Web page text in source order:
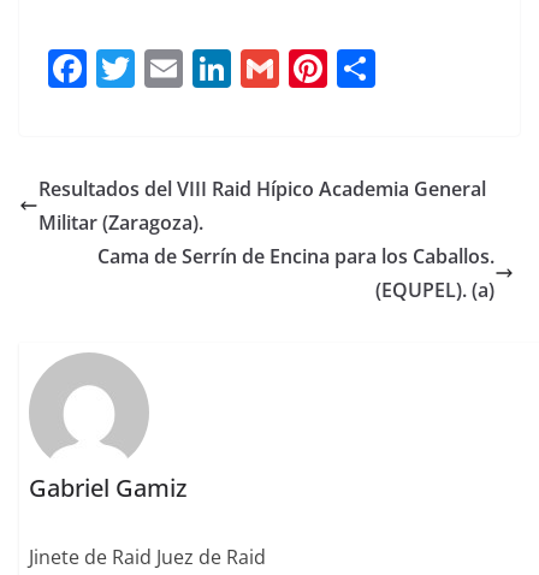
F
e
b
o
T
te
r
E
l
Li
e
n
G
l
Pi
re p
rt
ir
Resultados del VIII Raid Hípico Academia General
Militar (Zaragoza).
Cama de Serrín de Encina para los Caballos.
(EQUPEL). (a)
Gabriel Gamiz
Jinete de Raid Juez de Raid